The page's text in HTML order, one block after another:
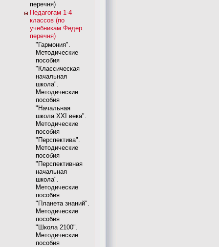
перечня)
Педагогам 1-4
классов (по
учебникам Федер.
перечня)
"Гармония".
Методические
пособия
"Классическая
начальная
школа".
Методические
пособия
"Начальная
школа XXI века".
Методические
пособия
"Перспектива".
Методические
пособия
"Перспективная
начальная
школа".
Методические
пособия
"Планета знаний".
Методические
пособия
"Школа 2100".
Методические
пособия